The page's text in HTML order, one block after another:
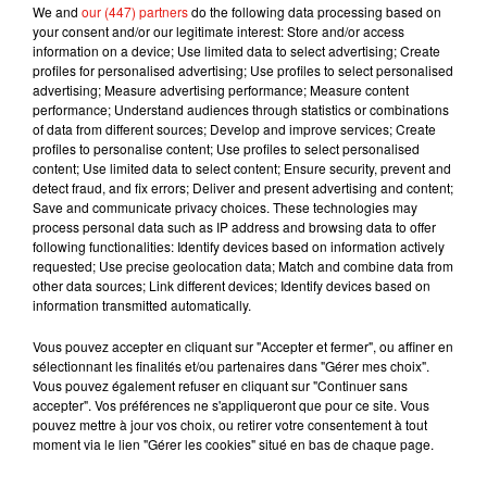
Dimanche, Renan Luce viendra clôturer en musique le
festival. Plus tôt dans la journée, à 11h, 30.000 canards en
plastique seront lâchés sur le fleuve, pour une course géante,
dont les bénéfices seront reversés à des associations
caritatives.
Festival de Loire - Programme
Publish at Calameo
We and our (447) partnersdo the following data processing based on
your consent and/or our legitimate interest: Store and/or access
information on a device; Use limited data to select advertising; Create
profiles for personalised advertising; Use profiles to select personalised
advertising; Measure advertising performance; Measure content
performance; Understand audiences through statistics or combinations
of data from different sources; Develop and improve services; Create
profiles to personalise content; Use profiles to select personalised
content; Use limited data to select content; Ensure security, prevent and
detect fraud, and fix errors; Deliver and present advertising and content;
Save and communicate privacy choices. These technologies may
process personal data such as IP address and browsing data to offer
following functionalities: Identify devices based on information actively
requested; Use precise geolocation data; Match and combine data from
other data sources; Link different devices; Identify devices based on
information transmitted automatically.
Vous pouvez accepter en cliquant sur "Accepter et fermer", ou affiner en
sélectionnant les finalités et/ou partenaires dans "Gérer mes choix".
Vous pouvez également refuser en cliquant sur "Continuer sans
accepter". Vos préférences ne s'appliqueront que pour ce site. Vous
pouvez mettre à jour vos choix, ou retirer votre consentement à tout
moment via le lien "Gérer les cookies" situé en bas de chaque page.